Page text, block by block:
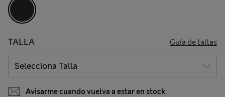
TALLA Guía de tallas
Avisarme cuando vuelva a estar en stock